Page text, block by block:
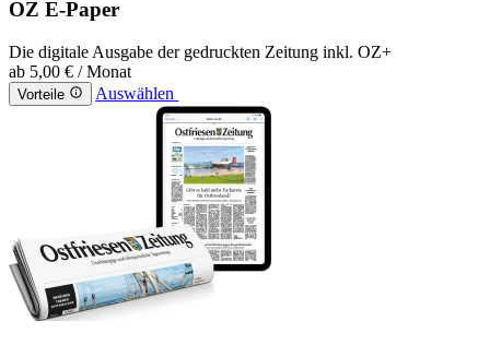
OZ E-Paper
Die digitale Ausgabe der gedruckten Zeitung inkl. OZ+
ab 5,00 € / Monat
Vorteile Auswählen